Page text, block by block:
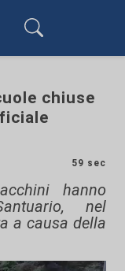
chiuse
59 sec
hanno
nel
a causa della